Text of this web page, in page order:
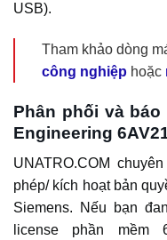
USB).
Tham khảo dòng
công nghiệp hoặc
Phân phối và báo
Engineering
UNATRO.COM
phép/ kích hoạt bản
Siemens. Nếu bạn
license phần mềm